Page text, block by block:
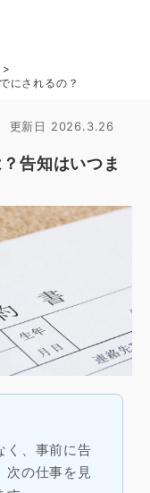
にされるの？
更新日 2026.3.26
告知はいつま
く、事前に告
次の仕事を見